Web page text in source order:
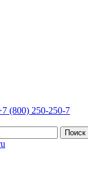
(800) 250-250-7